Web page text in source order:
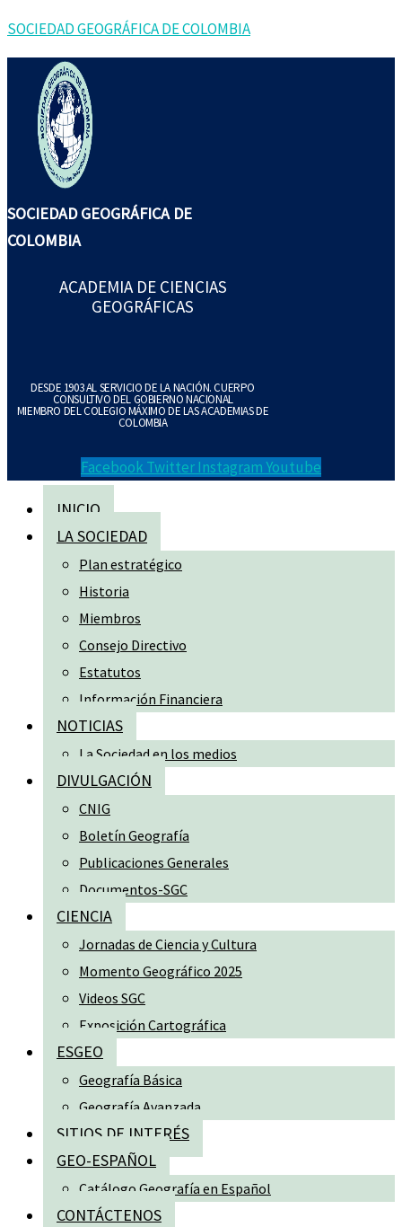
al
contenido
SOCIEDAD GEOGRÁFICA DE COLOMBIA
SOCIEDAD GEOGRÁFICA DE
COLOMBIA
ACADEMIA DE CIENCIAS
GEOGRÁFICAS
DESDE 1903 AL SERVICIO DE LA NACIÓN. CUERPO
CONSULTIVO DEL GOBIERNO NACIONAL
MIEMBRO DEL COLEGIO MÁXIMO DE LAS ACADEMIAS DE
COLOMBIA
Facebook Twitter InstagramYoutube
INICIO
LA SOCIEDAD
Plan estratégico
Historia
Miembros
Consejo Directivo
Estatutos
Información Financiera
NOTICIAS
La Sociedad en los medios
DIVULGACIÓN
CNIG
Boletín Geografía
Publicaciones Generales
Documentos-SGC
CIENCIA
Jornadas de Ciencia y Cultura
Momento Geográfico 2025
Videos SGC
Exposición Cartográfica
ESGEO
Geografía Básica
Geografía Avanzada
SITIOS DE INTERÉS
GEO-ESPAÑOL
Catálogo Geografía en Español
CONTÁCTENOS
por: